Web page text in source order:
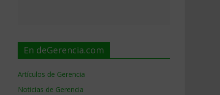
En deGerencia.com
Artículos de Gerencia
Noticias de Gerencia